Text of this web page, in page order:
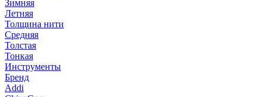
Зимняя
Летняя
Толщина нити
Средняя
Толстая
Тонкая
Инструменты
Бренд
Addi